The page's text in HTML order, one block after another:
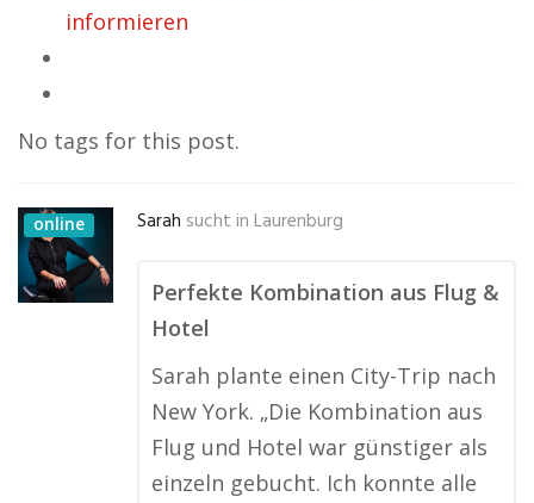
informieren
No tags for this post.
online Sarah sucht in Laurenburg
Perfekte Kombination aus Flug &
Hotel
Sarah plante einen City-Trip nach
New York. „Die Kombination aus
Flug und Hotel war günstiger als
einzeln gebucht. Ich konnte alle